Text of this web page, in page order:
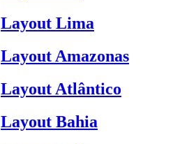
Layout Lima
Layout Amazonas
Layout Atlântico
Layout Bahia